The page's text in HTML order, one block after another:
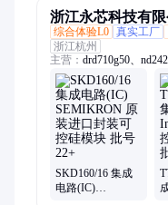
24+
浙江永芯科技有限
综合体验L0 真实工厂
浙江杭州
主营： drd710g50、
d2450n02t、d3041n60t
dcr370t18、sd400c08c
sd400c16c、st280ch04
d1408s20t、d8019n02t
d4201n16t
SKD160/16 集成
电路(IC)